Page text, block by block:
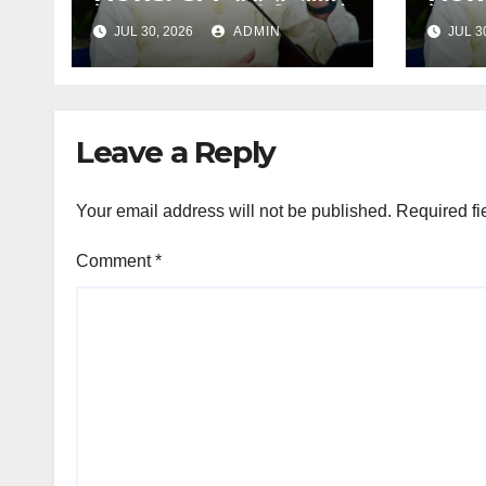
हेल्पलाइन-1905 की शिकायतों
में लापरवाही पर होगी कार्रवाई,
शून्य प्रदर्शन वाले अधिकारियों
JUL 30, 2026 ADMIN
में
शून्य
JUL
Leave a Reply
Your email address will not be published. Required
Comment*